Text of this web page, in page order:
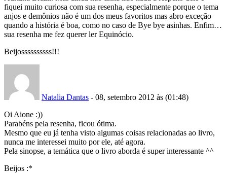
fiquei muito curiosa com sua resenha, especialmente porque o tema
anjos e demônios não é um dos meus favoritos mas abro exceção
quando a história é boa, como no caso de Bye bye asinhas. Enfim…
sua resenha me fez querer ler Equinócio.
Beijossssssssss!!!
Natalia Dantas - 08, setembro 2012 às (01:48)
Oi Aione :))
Parabéns pela resenha, ficou ótima.
Mesmo que eu já tenha visto algumas coisas relacionadas ao livro,
nunca me interessei muito por ele, até agora.
Pela sinopse, a temática que o livro aborda é super interessante ^^
Beijos :*